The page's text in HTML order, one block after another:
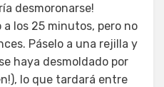
desmoronarse!
los 25 minutos, pero no
Páselo a una rejilla y
haya desmoldado por
lo que tardará entre